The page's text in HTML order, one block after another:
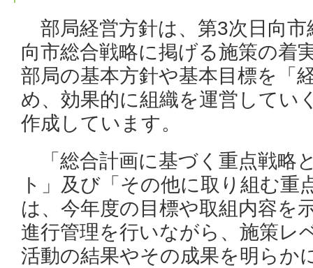
部局経営方針は、第3次日向市
向市総合戦略に掲げる施策の着
部局の基本方針や基本目標を「
め、効果的に組織を運営してい
作成しています。
「総合計画に基づく重点戦略
ト」及び「その他に取り組む重
は、今年度の目標や取組内容を
進行管理を行いながら、施策レ
活動の結果やその成果を明らか